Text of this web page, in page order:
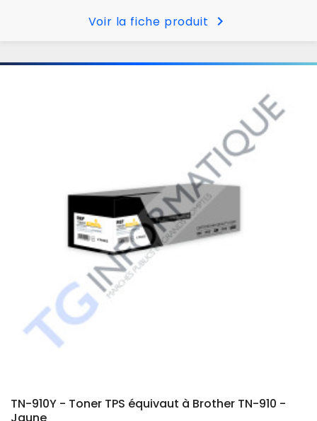
Voir la fiche produit chevron_right
TN-910Y - Toner TPS équivaut à Brother TN-910 -